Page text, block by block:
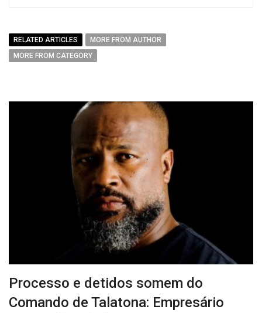
RELATED ARTICLES
MORE FROM AUTHOR
MORE FROM CATEGORY
Processo e detidos somem do
Comando de Talatona: Empresário